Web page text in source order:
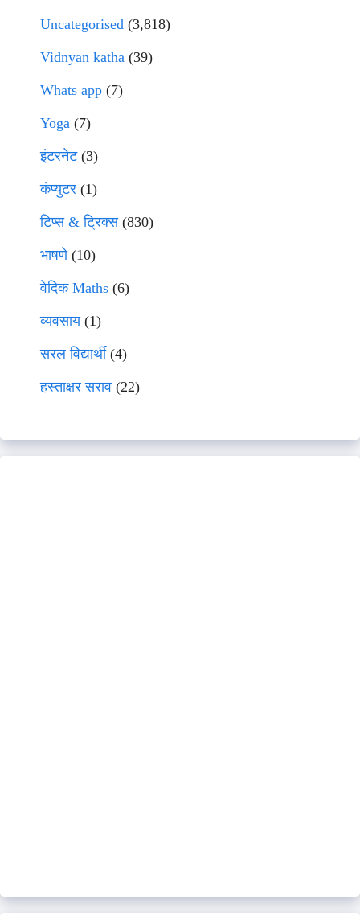
Uncategorised (3,818)
Vidnyan katha (39)
Whats app (7)
Yoga (7)
इंटरनेट(3)
कंप्युटर (1)
टिप्स & ट्रिक्स(830)
भाषणे(10)
वेदिक Maths (6)
व्यवसाय(1)
सरल विद्यार्थी(4)
हस्ताक्षर सराव (22)